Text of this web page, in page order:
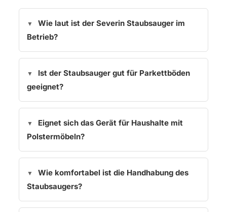
Wie laut ist der Severin Staubsauger im
Betrieb?
Ist der Staubsauger gut für Parkettböden
geeignet?
Eignet sich das Gerät für Haushalte mit
Polstermöbeln?
Wie komfortabel ist die Handhabung des
Staubsaugers?